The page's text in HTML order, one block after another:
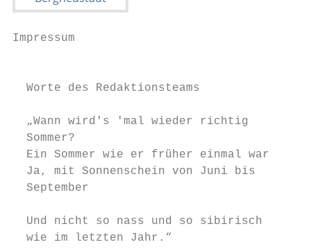
Impressum
Worte des Redaktionsteams
„Wann wird's 'mal wieder richtig
Sommer?
Ein Sommer wie er früher einmal war
Ja, mit Sonnenschein von Juni bis
September
Und nicht so nass und so sibirisch
wie im letzten Jahr.“